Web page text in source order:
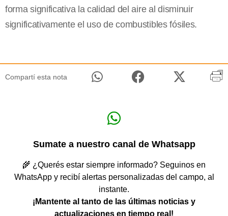
forma significativa la calidad del aire al disminuir
significativamente el uso de combustibles fósiles.
Compartí esta nota
Sumate a nuestro canal de Whatsapp
🌾 ¿Querés estar siempre informado? Seguinos en
WhatsApp y recibí alertas personalizadas del campo, al
instante.
¡Mantente al tanto de las últimas noticias y
actualizaciones en tiempo real!